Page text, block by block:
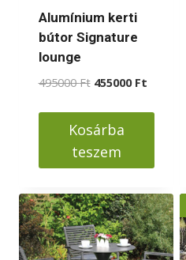
választhatók
ki
Alumínium kerti
bútor Signature
lounge
495000Ft Original
was:
495000 Ft.
455000 FtCurrent
is:
Kosárba
teszem